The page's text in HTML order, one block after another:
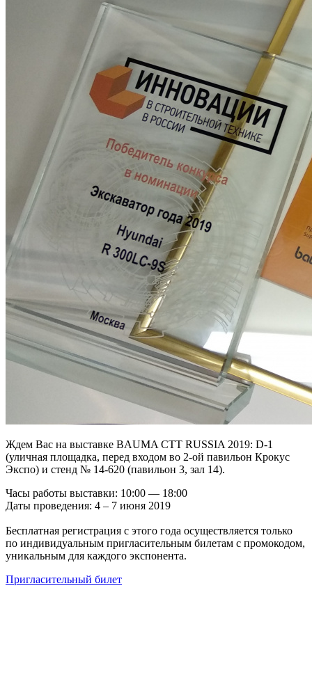
Ждем Вас на выставке BAUMA CTT RUSSIA 2019: D-1
(уличная площадка, перед входом во 2-ой павильон Крокус
Экспо) и стенд № 14-620 (павильон 3, зал 14).
Часы работы выставки: 10:00 — 18:00
Даты проведения: 4 – 7 июня 2019
Бесплатная регистрация с этого года осуществляется только
по индивидуальным пригласительным билетам с промокодом,
уникальным для каждого экспонента.
Пригласительный билет